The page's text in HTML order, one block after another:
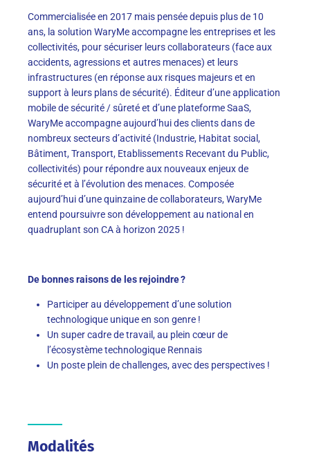
Commercialisée en 2017 mais pensée depuis plus de 10
ans, la solution WaryMe accompagne les entreprises et les
collectivités, pour sécuriser leurs collaborateurs (face aux
accidents, agressions et autres menaces) et leurs
infrastructures (en réponse aux risques majeurs et en
support à leurs plans de sécurité). Éditeur d’une application
mobile de sécurité / sûreté et d’une plateforme SaaS,
WaryMe accompagne aujourd’hui des clients dans de
nombreux secteurs d’activité (Industrie, Habitat social,
Bâtiment, Transport, Etablissements Recevant du Public,
collectivités) pour répondre aux nouveaux enjeux de
sécurité et à l’évolution des menaces. Composée
aujourd’hui d’une quinzaine de collaborateurs, WaryMe
entend poursuivre son développement au national en
quadruplant son CA à horizon 2025 !
De bonnes raisons de les rejoindre ?
Participer au développement d’une solution
technologique unique en son genre !
Un super cadre de travail, au plein cœur de
l’écosystème technologique Rennais
Un poste plein de challenges, avec des perspectives !
Modalités